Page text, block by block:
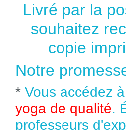
Livré par la
souhaitez
copie
Notre
* Vous accédez
yoga de qualité.
professeurs